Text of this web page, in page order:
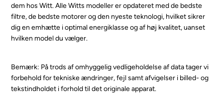
dem hos Witt. Alle Witts modeller er opdateret med de bedste
filtre, de bedste motorer og den nyeste teknologi, hvilket sikrer
dig en emhætte i optimal energiklasse og af høj kvalitet, uanset
hvilken model du vælger.
Bemærk: På trods af omhyggelig vedligeholdelse af data tager vi
forbehold for tekniske ændringer, fejl samt afvigelser i billed- og
tekstindholdet i forhold til det originale apparat.